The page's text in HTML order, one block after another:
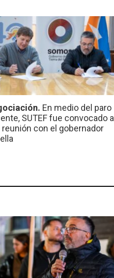
En medio del paro
SUTEF fue convocado a
reunión con el gobernador